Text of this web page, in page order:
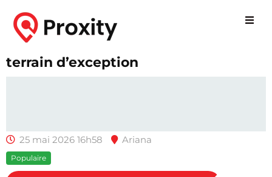
terrain d’exception
25 mai 2026 16h58 Ariana
Populaire